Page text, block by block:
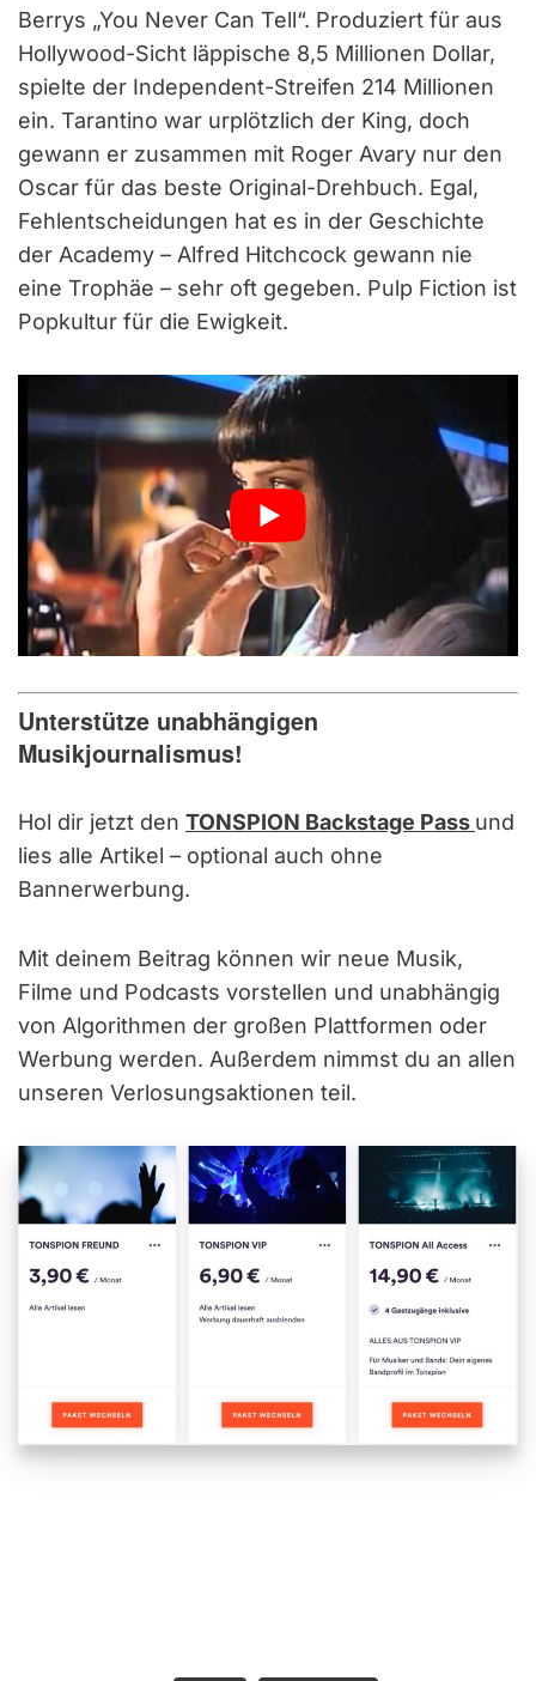
Berrys „You Never Can Tell“. Produziert für aus
Hollywood-Sicht läppische 8,5 Millionen Dollar,
spielte der Independent-Streifen 214 Millionen
ein. Tarantino war urplötzlich der King, doch
gewann er zusammen mit Roger Avary nur den
Oscar für das beste Original-Drehbuch. Egal,
Fehlentscheidungen hat es in der Geschichte
der Academy – Alfred Hitchcock gewann nie
eine Trophäe – sehr oft gegeben. Pulp Fiction ist
Popkultur für die Ewigkeit.
Unterstütze unabhängigen
Musikjournalismus!
Hol dir jetzt den TONSPION Backstage Pass und
lies alle Artikel – optional auch ohne
Bannerwerbung.
Mit deinem Beitrag können wir neue Musik,
Filme und Podcasts vorstellen und unabhängig
von Algorithmen der großen Plattformen oder
Werbung werden. Außerdem nimmst du an allen
unseren Verlosungsaktionen teil.